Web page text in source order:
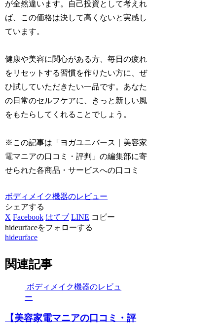
が全然違います。自己投資として考えれ
ば、この価格は決して高くないと実感し
ています。
健康や美容に関心がある方、毎日の疲れ
をリセットする習慣を作りたい方に、ぜ
ひ試していただきたい一品です。あなた
の日常のセルフケアに、きっと新しい風
をもたらしてくれることでしょう。
※この記事は「ヨガユニバース｜美容家
電マニアの口コミ・評判」の編集部に寄
せられた各商品・サービスへの口コミ
ボディメイク機器のレビュー
シェアする
X Facebook はてブ LINE コピー
hideurfaceをフォローする
hideurface
関連記事
ボディメイク機器のレビュ
ー
【美容家電マニアの口コミ・評